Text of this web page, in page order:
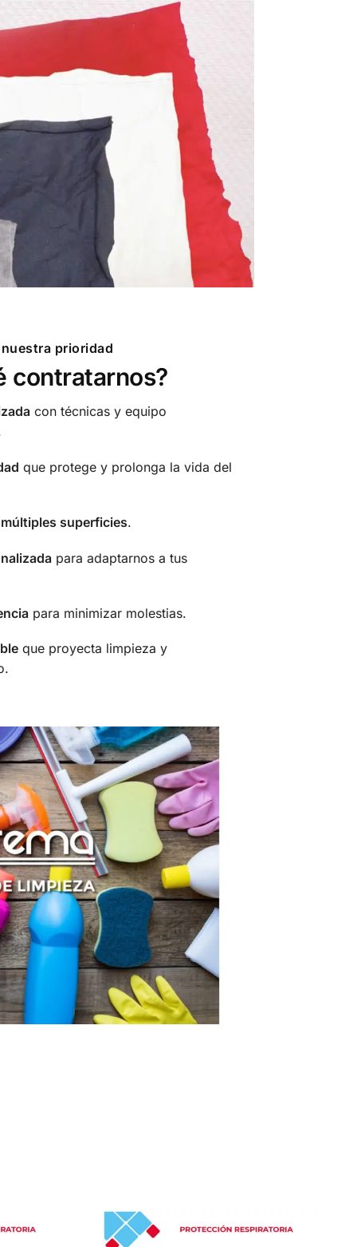
prioridad
contratarnos?
con técnicas y equipo
que protege y prolonga la vida del
superficies.
para adaptarnos a tus
para minimizar molestias.
que proyecta limpieza y